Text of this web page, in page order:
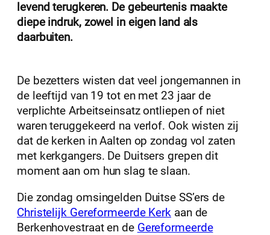
levend terugkeren. De gebeurtenis maakte
diepe indruk, zowel in eigen land als
daarbuiten.
De bezetters wisten dat veel jongemannen in
de leeftijd van 19 tot en met 23 jaar de
verplichte Arbeitseinsatz ontliepen of niet
waren teruggekeerd na verlof. Ook wisten zij
dat de kerken in Aalten op zondag vol zaten
met kerkgangers. De Duitsers grepen dit
moment aan om hun slag te slaan.
Die zondag omsingelden Duitse SS’ers de
Christelijk Gereformeerde Kerk aan de
Berkenhovestraat en de Gereformeerde